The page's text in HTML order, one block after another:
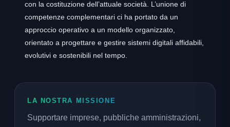
con la costituzione dell’attuale società. L’unione di
competenze complementari ci ha portato da un
approccio operativo a un modello organizzato,
orientato a progettare e gestire sistemi digitali affidabili,
evolutivi e sostenibili nel tempo.
LA NOSTRA MISSIONE
Supportare imprese, pubbliche amministrazioni,